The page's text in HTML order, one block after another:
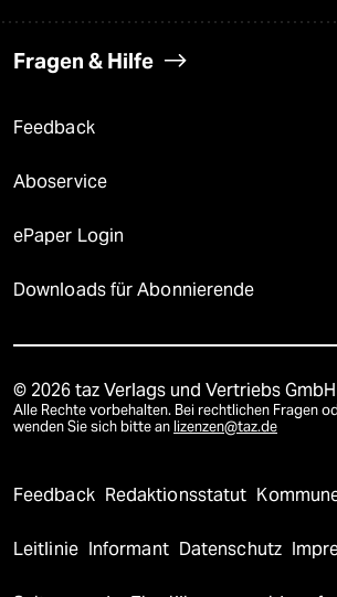
Fragen & Hilfe
Feedback
Aboservice
ePaper Login
Downloads für Abonnierende
© 2026 taz Verlags und Vertriebs GmbH
Alle Rechte vorbehalten. Bei rechtlichen Fragen
wenden Sie sich bitte an lizenzen@taz.de
Feedback Redaktionsstatut
Leitlinie Informant Datenschutz